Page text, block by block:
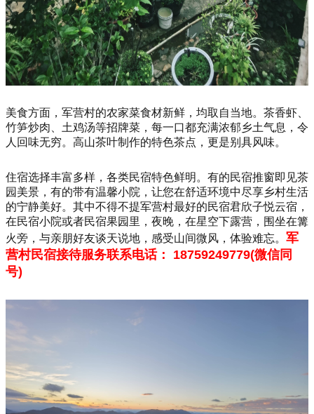
美食方面，军营村的农家菜食材新鲜，均取自当地。茶香虾、
竹笋炒肉、土鸡汤等招牌菜，每一口都充满浓郁乡土气息，令
人回味无穷。高山茶叶制作的特色茶点，更是别具风味。
住宿选择丰富多样，各类民宿特色鲜明。有的民宿推窗即见茶
园美景，有的带有温馨小院，让您在舒适环境中尽享乡村生活
的宁静美好。其中不得不提军营村最好的民宿君欣子悦云宿，
在民宿小院或者民宿果园里，夜晚，在星空下露营，围坐在篝
火旁，与亲朋好友谈天说地，感受山间微风，体验难忘。 军
营村民宿接待服务联系电话： 18759249779(微信同
号)